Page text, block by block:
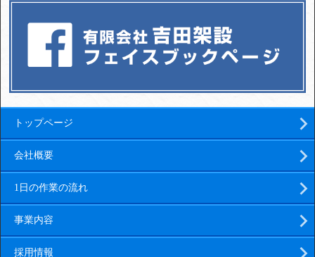
トップページ
会社概要
1日の作業の流れ
事業内容
採用情報